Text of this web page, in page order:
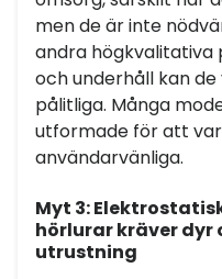
men de är inte
andra högkvalitativa
och underhåll kan
pålitliga. Många
utformade för att
användarvänliga.
Myt 3:
hörlurar kräver dyr
utrustning